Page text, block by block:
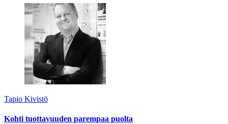
Tapio Kivistö
Kohti tuottavuuden parempaa puolta